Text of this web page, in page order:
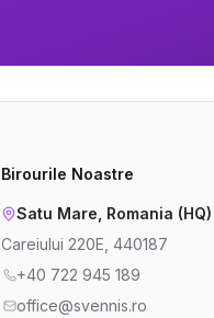
Birourile Noastre
Satu Mare, Romania (HQ)
Careiului 220E, 440187
+40 722 945 189
office@svennis.ro